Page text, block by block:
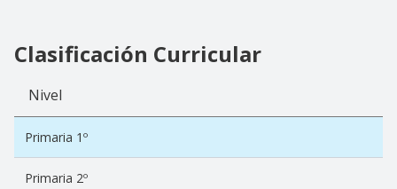
Clasificación Curricular
Nivel
Primaria 1º
Primaria 2º